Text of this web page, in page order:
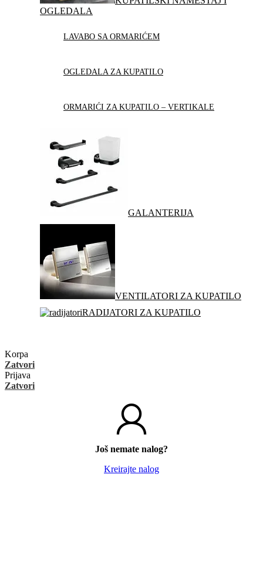
OGLEDALA
LAVABO SA ORMARIĆEM
OGLEDALA ZA KUPATILO
ORMARIĆI ZA KUPATILO – VERTIKALE
GALANTERIJA
VENTILATORI ZA KUPATILO
RADIJATORI ZA KUPATILO
Korpa
Zatvori
Prijava
Zatvori
Još nemate nalog?
Kreirajte nalog